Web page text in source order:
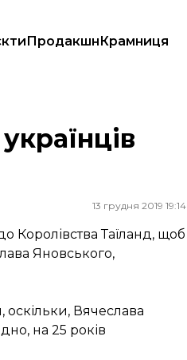
ПродакшнКрамниця
13 грудня 2019 19:14
Таїланд, щоб
Яновського,
оскільки, Вячеслава
на 25 років